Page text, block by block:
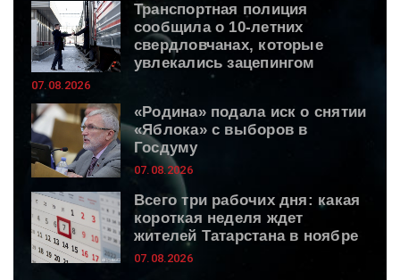
Транспортная полиция
сообщила о 10-летних
свердловчанах, которые
увлекались зацепингом
07.08.2026
«Родина» подала иск о снятии
«Яблока» с выборов в
Госдуму
07.08.2026
Всего три рабочих дня: какая
короткая неделя ждет
жителей Татарстана в ноябре
07.08.2026